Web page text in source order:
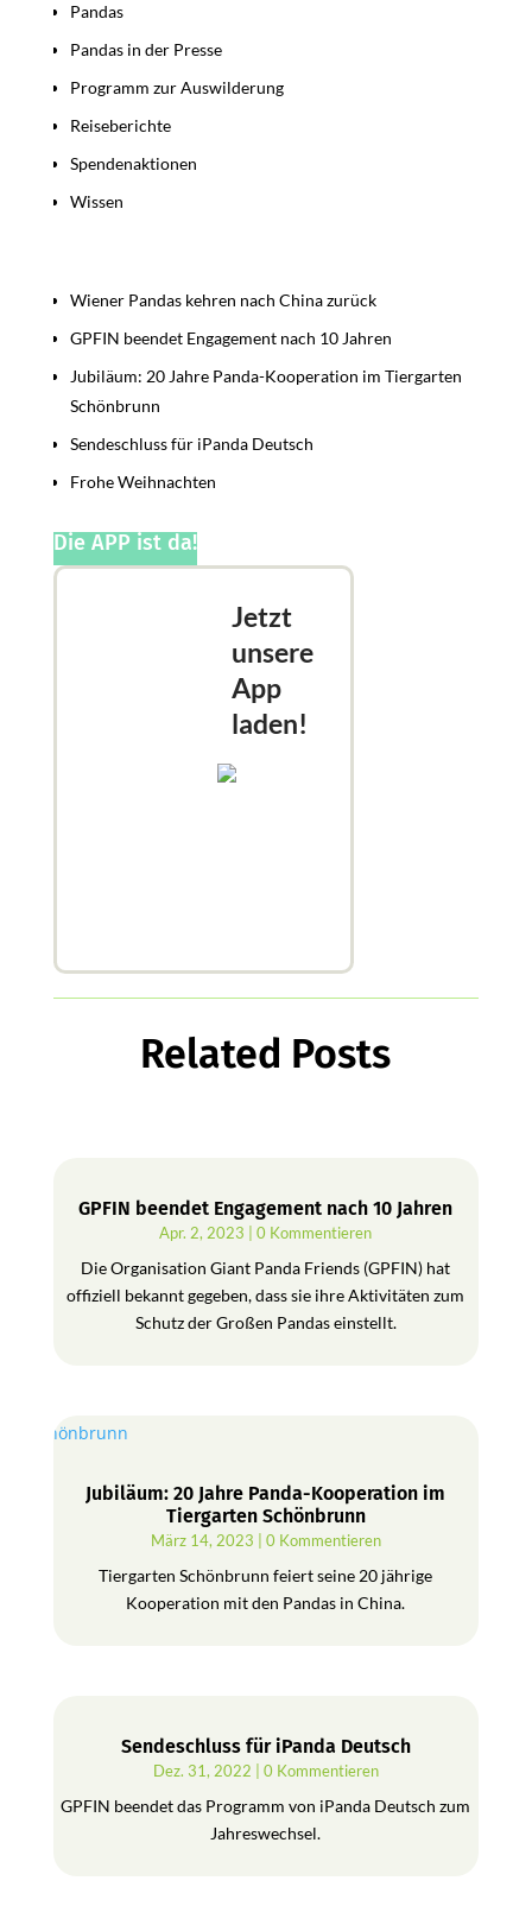
Pandas
Pandas in der Presse
Programm zur Auswilderung
Reiseberichte
Spendenaktionen
Wissen
Wiener Pandas kehren nach China zurück
GPFIN beendet Engagement nach 10 Jahren
Jubiläum: 20 Jahre Panda-Kooperation im Tiergarten
Schönbrunn
Sendeschluss für iPanda Deutsch
Frohe Weihnachten
Die APP ist da!
Jetzt
unsere
App
laden!
Related Posts
GPFIN beendet Engagement nach 10 Jahren
Apr. 2, 2023 | 0 Kommentieren
Die Organisation Giant Panda Friends (GPFIN) hat
offiziell bekannt gegeben, dass sie ihre Aktivitäten zum
Schutz der Großen Pandas einstellt.
Jubiläum: 20 Jahre Panda-Kooperation im
Tiergarten Schönbrunn
März 14, 2023 | 0 Kommentieren
Tiergarten Schönbrunn feiert seine 20 jährige
Kooperation mit den Pandas in China.
Sendeschluss für iPanda Deutsch
Dez. 31, 2022 | 0 Kommentieren
GPFIN beendet das Programm von iPanda Deutsch zum
Jahreswechsel.